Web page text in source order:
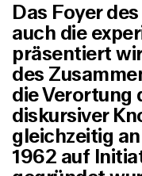
Das Foyer
auch die
präsentiert
des
die Verortung
diskursiver
gleichzeitig
1962 auf